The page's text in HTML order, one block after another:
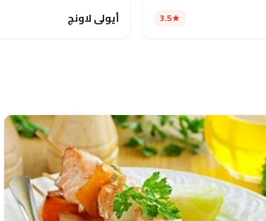
3.5 أيولي لاونج